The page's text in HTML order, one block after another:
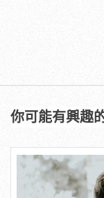
你可能有興趣